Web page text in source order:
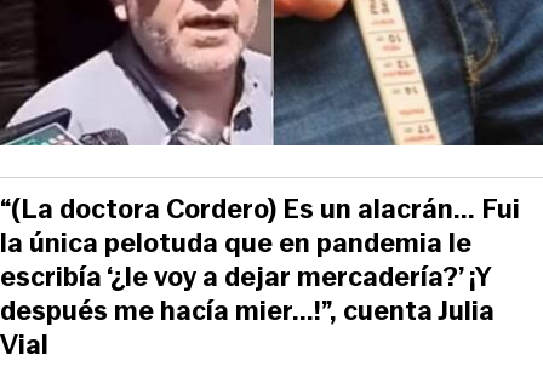
“(La doctora Cordero) Es un alacrán... Fui
la única pelotuda que en pandemia le
escribía ‘¿le voy a dejar mercadería?’ ¡Y
después me hacía mier...!”, cuenta Julia
Vial